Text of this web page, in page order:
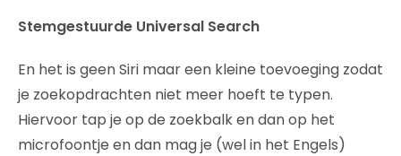
Stemgestuurde Universal Search
En het is geen Siri maar een kleine toevoeging zodat
je zoekopdrachten niet meer hoeft te typen.
Hiervoor tap je op de zoekbalk en dan op het
microfoontje en dan mag je (wel in het Engels)